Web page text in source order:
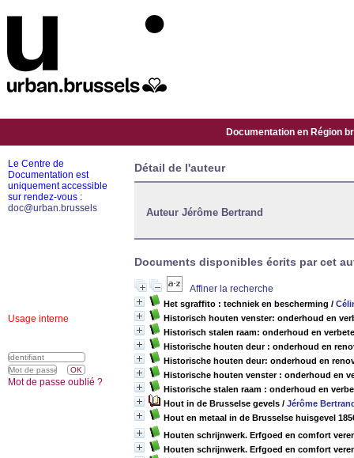
Documentation en Région
Détail de l'auteur
Auteur Jérôme Bertrand
Documents disponibles écrits par cet
Affiner la recherche
Het sgraffito : techniek en bescherming /
Historisch houten venster: onderhoud en
Historisch stalen raam: onderhoud en
Historische houten deur : onderhoud en
Historische houten deur: onderhoud en
Historische houten venster : onderhoud en
Historische stalen raam : onderhoud en
Hout in de Brusselse gevels / Jérôme
Hout en metaal in de Brusselse huisgevel
Houten schrijnwerk. Erfgoed en comfort
Houten schrijnwerk. Erfgoed en comfort
Le Centre de
Documentation est
uniquement accessible
sur rendez-vous :
doc@urban.brussels
Usage interne
Mot de passe oublié ?